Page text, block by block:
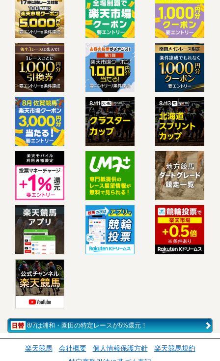
8/7は浦和・園田の特定レースが5%還元！
楽天競馬 会社概要 個人情報保護方針
楽天競馬規約